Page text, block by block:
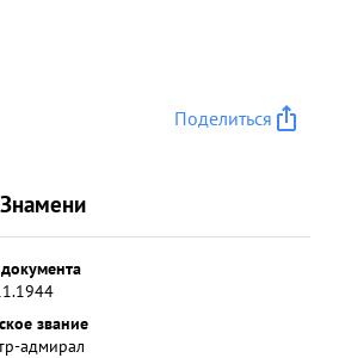
Поделиться
звание
адмирал